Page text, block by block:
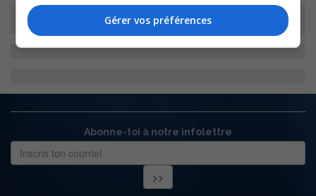
Abonne-toi à notre infolettre
Gérer vos préférences